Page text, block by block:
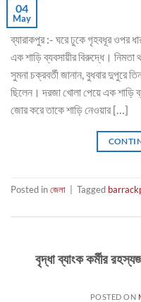
04
May
ব্যারাকপুর :- ঘরে ঢুকে গৃহবধূর ওপর
এক শাড়ি ব্যবসায়ীর বিরুদ্ধে। নিমতা
সুমনা চক্রবর্তী জানান, বুধবার দুপুরে
ছিলেন। দরজা খোলা পেয়ে এক শাড়ি
জোর করে তাকে শাড়ি নেওয়ার […]
Posted inজেলা Tagged
বৃদ্ধা ব্যাংক কর্মীর
POSTED ON